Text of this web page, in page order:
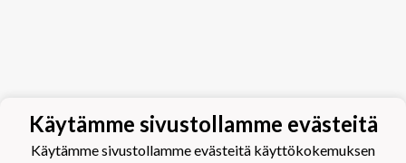
Käytämme sivustollamme evästeitä
Käytämme sivustollamme evästeitä käyttökokemuksen